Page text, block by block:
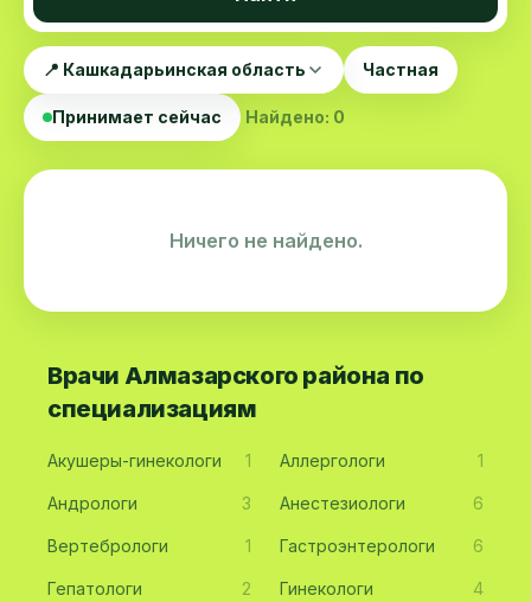
📍 Кашкадарьинская область Частная
Принимает сейчас Найдено: 0
Ничего не найдено.
Врачи Алмазарского района по
специализациям
Акушеры-гинекологи 1 Аллергологи 1
Андрологи 3 Анестезиологи 6
Вертебрологи 1 Гастроэнтерологи 6
Гепатологи 2 Гинекологи 4